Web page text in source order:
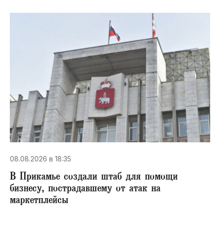
08.08.2026 в 18:35
В Прикамье создали штаб для помощи
бизнесу, пострадавшему от атак на
маркетплейсы